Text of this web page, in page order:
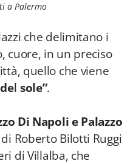
a Palermo
che delimitano i
cuore, in un preciso
quello che viene
sole”.
Di Napoli e Palazzo
Roberto Bilotti Ruggi
di Villalba, che